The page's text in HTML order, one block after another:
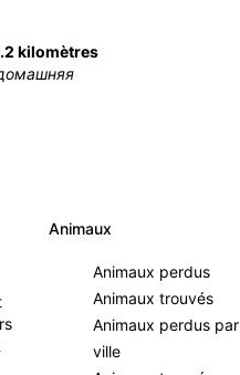
kilomètres
Animaux
Animaux perdus
Animaux trouvés
Animaux perdus par
ville